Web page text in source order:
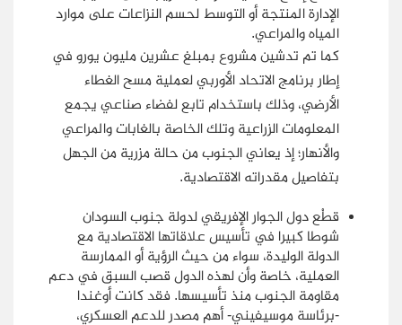
الإدارة المنتجة أو التوسط لحسم النزاعات على موارد
المياه والمراعي.
كما تم تدشين مشروع بمبلغ عشرين مليون يورو في
إطار برنامج الاتحاد الأوربي لعملية مسح الغطاء
الأرضي، وذلك باستخدام تابع لفضاء صناعي يجمع
المعلومات الزراعية وتلك الخاصة بالغابات والمراعي
والأنهار؛ إذ يعاني الجنوب من حالة مزرية من الجهل
بتفاصيل مقدراته الاقتصادية.
قطْع دول الجوار الإفريقي لدولة جنوب السودان
شوطا كبيرا في تأسيس علاقاتها الاقتصادية مع
الدولة الوليدة، سواء من حيث الرؤية أو الممارسة
العملية، خاصة وأن لهذه الدول قصب السبق في دعم
مقاومة الجنوب منذ تأسيسها. فقد كانت أوغندا
-برئاسة موسيفيني- أهم مصدر للدعم العسكري،